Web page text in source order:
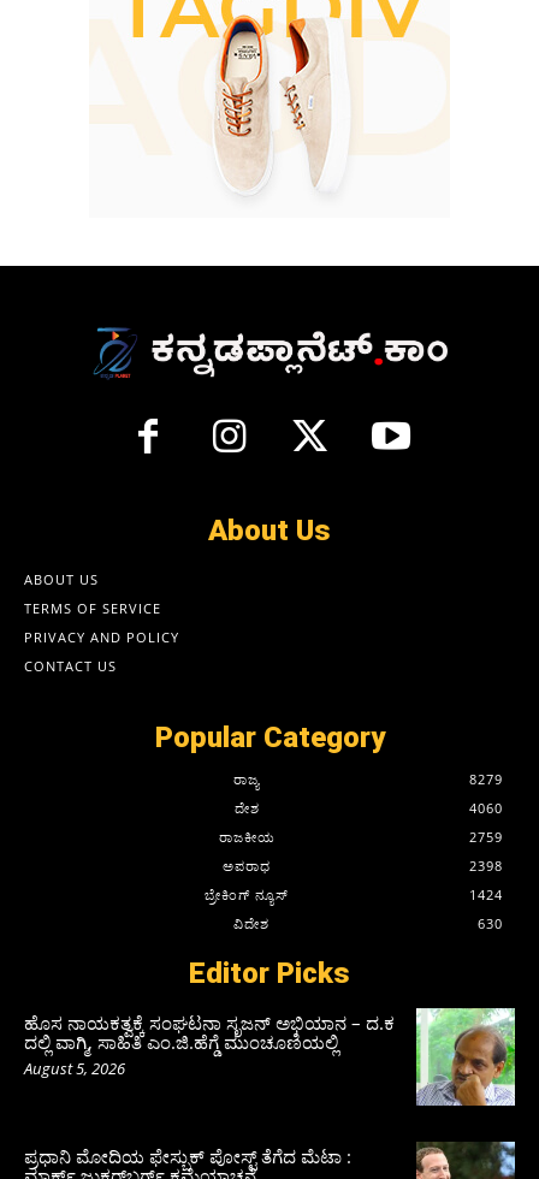
About Us
ABOUT US
TERMS OF SERVICE
PRIVACY AND POLICY
CONTACT US
Popular Category
ರಾಜ್ಯ
8279
ದೇಶ
4060
ರಾಜಕೀಯ
2759
ಅಪರಾಧ
2398
ಬ್ರೇಕಿಂಗ್ ನ್ಯೂಸ್
1424
ವಿದೇಶ
630
Editor Picks
ಹೊಸ ನಾಯಕತ್ವಕ್ಕೆ ಸಂಘಟನಾ ಸೃಜನ್ ಅಭಿಯಾನ – ದ.ಕ
ದಲ್ಲಿ ವಾಗ್ಮಿ, ಸಾಹಿತಿ ಎಂ.ಜಿ.ಹೆಗ್ಡೆ ಮುಂಚೂಣಿಯಲ್ಲಿ
August 5, 2026
ಪ್ರಧಾನಿ ಮೋದಿಯ ಫೇಸ್ಬುಕ್‌ ಪೋಸ್ಟ್‌ ತೆಗೆದ ಮೆಟಾ :